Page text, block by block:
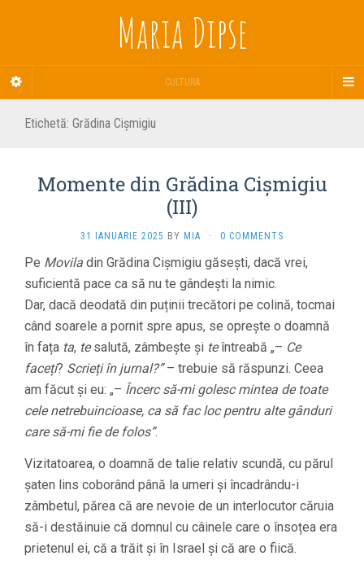
Maria Dipse
CULTURA
Etichetă: Grădina Cișmigiu
Momente din Grădina Cișmigiu
(III)
31 IANUARIE 2025 BY MIA · 0 COMMENTS
Pe Movila din Grădina Cișmigiu găsești, dacă vrei,
suficientă pace ca să nu te gândești la nimic.
Dar, dacă deodată din puținii trecători pe colină, tocmai
când soarele a pornit spre apus, se oprește o doamnă
în fața ta, tesalută, zâmbește și teîntreabă „– Ce
faceți? Scrieți în jurnal?”– trebuie să răspunzi. Ceea
am făcut și eu: „– Încerc să-mi golesc mintea de toate
cele netrebuincioase, ca să fac loc pentru alte gânduri
care să-mi fie de folos”.
Vizitatoarea, o doamnă de talie relativ scundă, cu părul
șaten lins coborând până la umeri și încadrându-i
zâmbetul, părea că are nevoie de un interlocutor căruia
să-i destăinuie că domnul cu câinele care o însoțea era
prietenul ei, că a trăit și în Israel și că are o fiică.